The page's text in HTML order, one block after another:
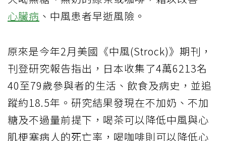
心臟病 、中風患者早逝風險。
原來是今年2月美國《中風(Strock)》期刊，
刊登研究報告指出，日本收集了4萬6213名
40至79歲參與者的生活、飲食及病史，並追
蹤約18.5年。研究結果發現在不加奶、不加
糖及不過量前提下，喝茶可以降低中風與心
肌梗塞病人的死亡率，喝咖啡則可以降低心